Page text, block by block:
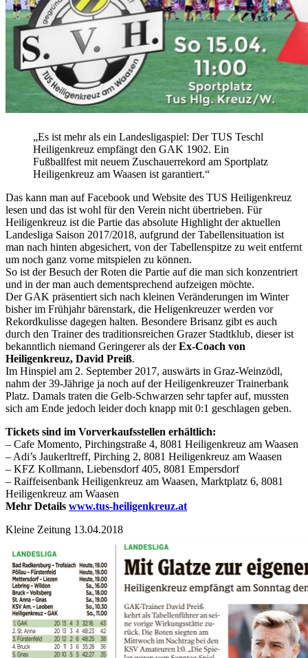
„Es ist mehr als ein Landesligaspiel: Der TUS Teschl
Heiligenkreuz empfängt den GAK 1902. Ein
Fußballfest mit neuem Zuschauerrekord am Sportplatz
Heiligenkreuz am Waasen ist garantiert.“
Das kann man auf Facebook und Website des TUS Heiligenkreuz
lesen und das ist wohl für den Verein nicht übertrieben. Für
Heiligenkreuz ist die Partie das absolute Highlight der aktuellen
Landesliga Saison 2017/2018, aufgrund der Tabellensituation ist
man nach hinten abgesichert, von der Tabellenspitze zu weit entfernt
um noch ganz vorne mitspielen zu können.
So ist der Besuch der Roten die Partie auf die man sich konzentriert
und in der man auch dementsprechend aufzeigen möchte.
Der GAK präsentiert sich nach kleinen Veränderungen im Winter
bisher im Frühjahr bärenstark, die Heligenkreuzer werden vor
Rekordkulisse dagegen halten. Besondere Brisanz gibt es auch
durch den Trainer des traditionsreichen Grazer Stadtklub, dieser ist
bekanntlich niemand Geringerer als derEx-Coach von
Heiligenkreuz, David Preiß.
Im Hinspiel am 2. September 2017, auswärts in Graz-Weinzödl,
nahm der 39-Jährige ja noch auf der Heiligenkreuzer Trainerbank
Platz. Damals traten die Gelb-Schwarzen sehr tapfer auf, mussten
sich am Ende jedoch leider doch knapp mit 0:1 geschlagen geben.
Tickets sind im Vorverkaufsstellen erhältlich:
– Cafe Momento, Pirchingstraße 4, 8081 Heiligenkreuz am Waasen
– Adi’s Jaukerltreff, Pirching 2, 8081 Heiligenkreuz am Waasen
– KFZ Kollmann, Liebensdorf 405, 8081 Empersdorf
– Raiffeisenbank Heiligenkreuz am Waasen, Marktplatz 6, 8081
Heiligenkreuz am Waasen
Mehr Details www.tus-heiligenkreuz.at
Kleine Zeitung 13.04.2018